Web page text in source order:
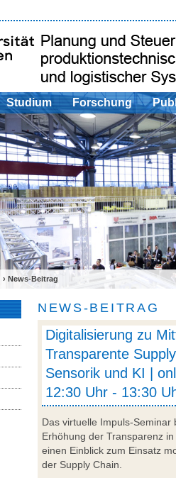
Studium Forschung
› News-Beitrag
NEWS-BEITRAG
Digitalisierung zu
Transparente
Sensorik und KI |
12:30 Uhr - 13:30
Das virtuelle Impuls-
Erhöhung der Transparenz
einen Einblick zum Einsatz
der Supply Chain.